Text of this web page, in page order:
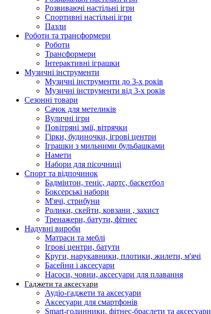
Розвиваючі настільні ігри
Спортивні настільні ігри
Пазли
Роботи та трансформери
Роботи
Трансформери
Інтерактивні іграшки
Музичні інструменти
Музичні інструменти до 3-х років
Музичні інструменти від 3-х років
Сезонні товари
Сачок для метеликів
Вуличні ігри
Повітряні змії, вітрячки
Гірки, будиночки, ігрові центри
Іграшки з мильними бульбашками
Намети
Набори для пісочниці
Спорт та відпочинок
Бадмінтон, теніс, дартс, баскетбол
Боксерські набори
М'ячі, стрибуни
Ролики, скейти, ковзани , захист
Тренажери, батути, фітнес
Надувні вироби
Матраси та меблі
Ігрові центри, батути
Круги, нарукавники, плотики, жилети, м'ячі
Басейни і аксесуари
Насоси, човни, аксесуари для плавання
Гаджети та аксесуари
Аудіо-гаджети та аксесуари
Аксесуари для смартфонів
Smart-годинники, фітнес-браслети та аксесуари